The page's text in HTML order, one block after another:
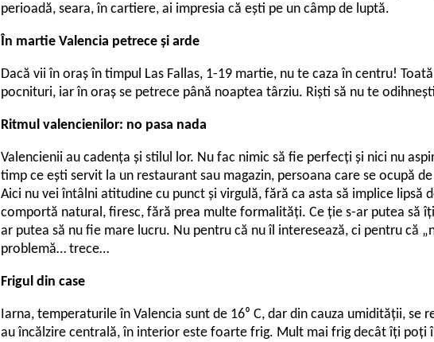
perioadă, seara, în cartiere, ai impresia că ești pe un câmp de luptă.
În martie Valencia petrece și arde
Dacă vii în oraș în timpul Las Fallas, 1-19 martie, nu te caza în centru!
pocnituri, iar în oraș se petrece până noaptea târziu. Riști să nu te
Ritmul valencienilor: no pasa nada
Valencienii au cadența și stilul lor. Nu fac nimic să fie perfecți și nici nu
timp ce ești servit la un restaurant sau magazin, persoana care se ocupă
Aici nu vei întâlni atitudine cu punct și virgulă, fără ca asta să implice lipsă
comportă natural, firesc, fără prea multe formalități. Ce ție s-ar putea să
ar putea să nu fie mare lucru. Nu pentru că nu îl interesează, ci pentru că
problemă… trece…
Frigul din case
Iarna, temperaturile în Valencia sunt de 16⁰ C, dar din cauza umidității, se
au încălzire centrală, în interior este foarte frig. Mult mai frig decât îți poți